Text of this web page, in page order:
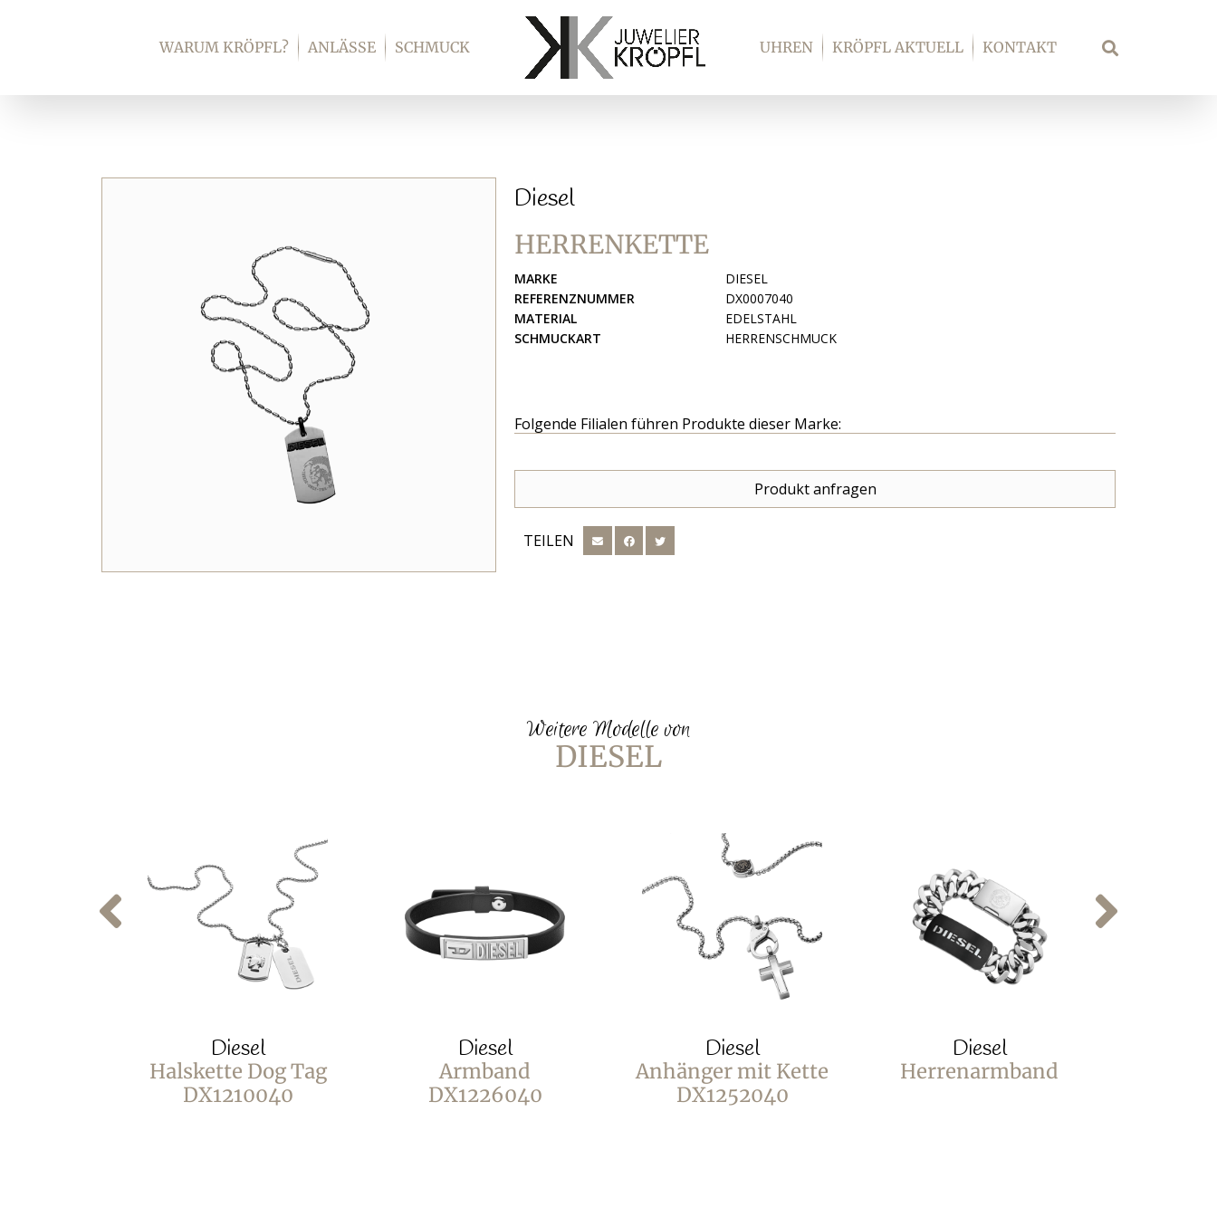
WARUM KRÖPFL? ANLÄSSE SCHMUCK UHREN KRÖPFL AKTUELL KONTAKT Suche
Diesel
HERRENKETTE
MARKE
DIESEL
REFERENZNUMMER
DX0007040
MATERIAL
EDELSTAHL
SCHMUCKART
HERRENSCHMUCK
Folgende Filialen führen Produkte dieser Marke:
Produkt anfragen
TEILEN
Weitere Modelle von
DIESEL
Diesel
Halskette Dog Tag
DX1210040
Diesel
Armband
DX1226040
Diesel
Anhänger mit Kette
DX1252040
Diesel
Herrenarmband